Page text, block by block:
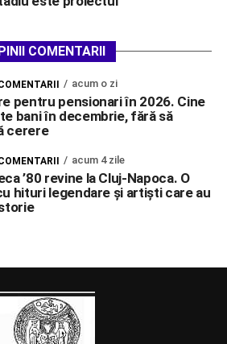
COMENTARII
acum o zi
pentru pensionari în 2026. Cine
bani în decembrie, fără să
cerere
acum 4 zile
’80 revine la Cluj-Napoca. O
hituri legendare și artiști care au